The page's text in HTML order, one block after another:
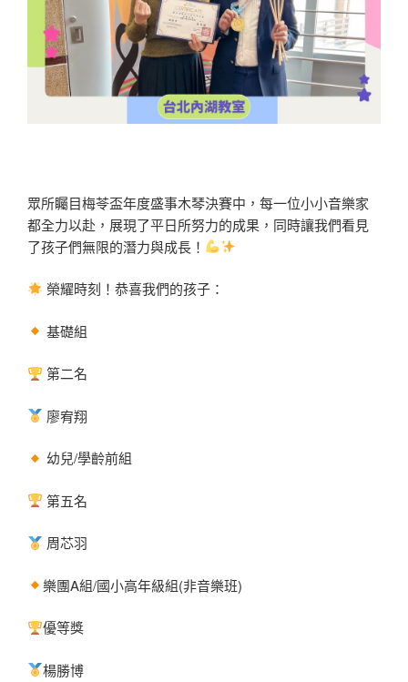
眾所矚目梅苓盃年度盛事木琴決賽中，每一位小小音樂家
都全力以赴，展現了平日所努力的成果，同時讓我們看見
了孩子們無限的潛力與成長！
榮耀時刻！恭喜我們的孩子：
基礎組
第二名
廖宥翔
幼兒/學齡前組
第五名
周芯羽
樂團A組/國小高年級組(非音樂班)
優等獎
楊勝博